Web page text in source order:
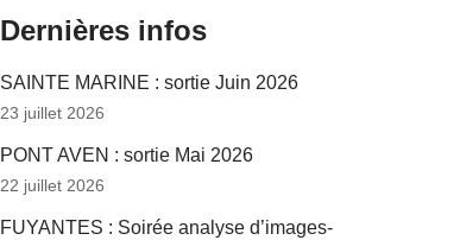
Dernières infos
SAINTE MARINE : sortie Juin 2026
23 juillet 2026
PONT AVEN : sortie Mai 2026
22 juillet 2026
FUYANTES : Soirée analyse d’images-